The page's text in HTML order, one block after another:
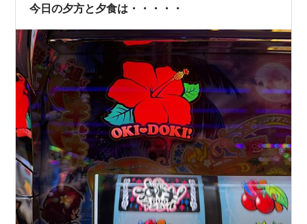
今日の夕方と夕食は・・・・・